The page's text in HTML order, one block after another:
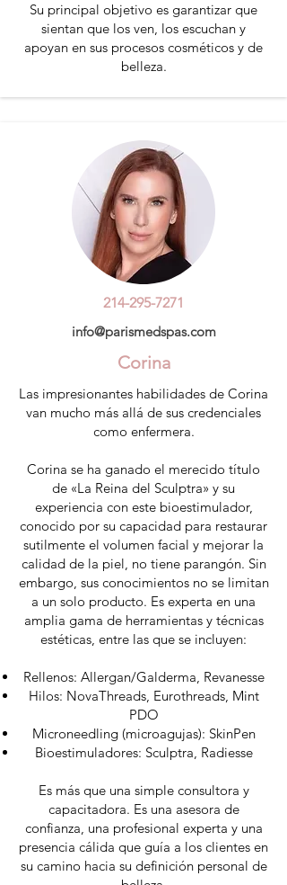
Su principal objetivo es garantizar que
sientan que los ven, los escuchan y
apoyan en sus procesos cosméticos y de
belleza.
214-295-7271
info@parismedspas.com
Corina
Las impresionantes habilidades de Corina
van mucho más allá de sus credenciales
como enfermera.
Corina se ha ganado el merecido título
de «La Reina del Sculptra» y su
experiencia con este bioestimulador,
conocido por su capacidad para restaurar
sutilmente el volumen facial y mejorar la
calidad de la piel, no tiene parangón. Sin
embargo, sus conocimientos no se limitan
a un solo producto. Es experta en una
amplia gama de herramientas y técnicas
estéticas, entre las que se incluyen:
Rellenos: Allergan/Galderma, Revanesse
Hilos: NovaThreads, Eurothreads, Mint
PDO
Microneedling (microagujas): SkinPen
Bioestimuladores: Sculptra, Radiesse
Es más que una simple consultora y
capacitadora. Es una asesora de
confianza, una profesional experta y una
presencia cálida que guía a los clientes en
su camino hacia su definición personal de